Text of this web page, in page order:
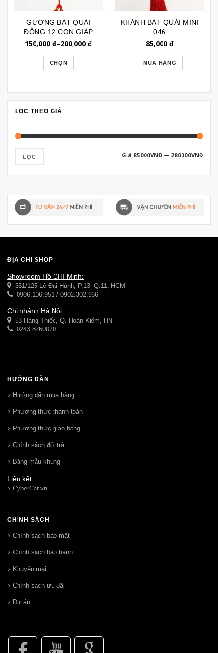
GƯƠNG BÁT QUÁI
ĐỒNG 12 CON GIÁP
GPT045
150,000 đ–200,000 đ
CHỌN
KHÁNH BÁT QUÁI MINI
046
85,000đ
MUA HÀNG
LỌC THEO GIÁ
LỌC Giá 85000VNĐ — 280000VNĐ
ĐỊA CHỈ SHOP
Showroom Hồ CHí Minh:
351/125 Lê Đại Hành, P.13, Q.11, HCM
0906.106.951 / 0902.302.966
Chi nhánh Hà Nội:
53 Hàng Thiếc, Q. Hoàn Kiếm, HN
0243.8260070
HƯỚNG DẪN
Hướng dẩn mua hàng
Phương thức thanh toán
Phương thức giao hang
Chính sách đổi trả
Bảng mẫu khung
Liên kết:
CyberCar.vn
CHÍNH SÁCH
Chính sách bảo mật
Chính sách bảo hành
Khuyến mại
Chính sách ưu đãi
Dự án